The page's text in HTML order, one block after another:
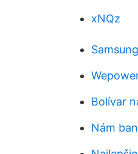
xNQz
Bolívar
Nám